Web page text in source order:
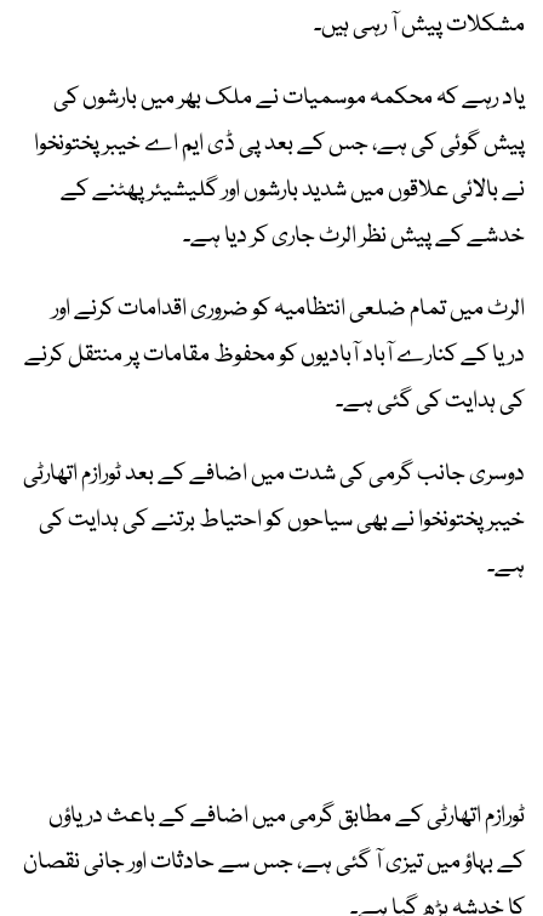
مشکلات پیش آ رہی ہیں۔
یاد رہے کہ محکمہ موسمیات نے ملک بھر میں بارشوں کی
پیش گوئی کی ہے، جس کے بعد پی ڈی ایم اے خیبرپختونخوا
نے بالائی علاقوں میں شدید بارشوں اور گلیشیئر پھٹنے کے
خدشے کے پیش نظر الرٹ جاری کر دیا ہے۔
الرٹ میں تمام ضلعی انتظامیہ کو ضروری اقدامات کرنے اور
دریا کے کنارے آباد آبادیوں کو محفوظ مقامات پر منتقل کرنے
کی ہدایت کی گئی ہے۔
دوسری جانب گرمی کی شدت میں اضافے کے بعد ٹورازم اتھارٹی
خیبر پختونخوا نے بھی سیاحوں کو احتیاط برتنے کی ہدایت کی
ہے۔
ٹورازم اتھارٹی کے مطابق گرمی میں اضافے کے باعث دریاؤں
کے بہاؤ میں تیزی آ گئی ہے، جس سے حادثات اور جانی نقصان